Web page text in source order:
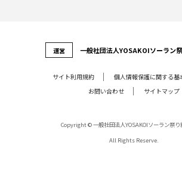
運営 ⼀般社団法⼈YOSAKOIソーラン
サイト利⽤規約
個⼈情報保護に関する基
お問い合わせ
サイトマップ
Copyright © 一般社団法人YOSAKOIソーラン祭り
All Rights Reserve.